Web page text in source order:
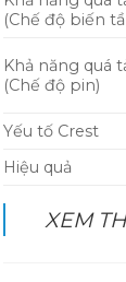
(Chế độ biến
Khả năng quá
(Chế độ pin)
Yếu tố Crest
Hiệu quả
XEM